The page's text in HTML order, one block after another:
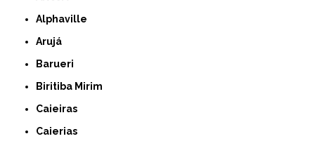
Alphaville
Arujá
Barueri
Biritiba Mirim
Caieiras
Caierias